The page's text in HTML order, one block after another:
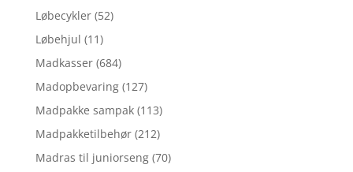
Løbecykler (52)
Løbehjul (11)
Madkasser (684)
Madopbevaring (127)
Madpakke sampak (113)
Madpakketilbehør (212)
Madras til juniorseng (70)